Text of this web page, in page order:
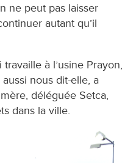
ne peut pas laisser
autant qu’il
à l’usine Prayon,
nous dit-elle, a
déléguée Setca,
dans la ville.